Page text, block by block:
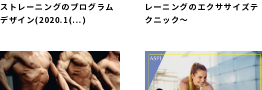
ストレーニングのプログラム
デザイン(2020.1(...)
レーニングのエクササイズテ
クニック〜